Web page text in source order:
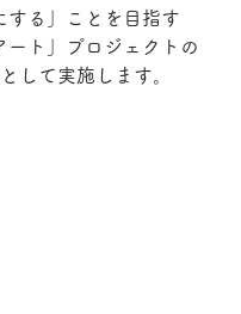
する」ことを目指す
ート」プロジェクトの
して実施します。